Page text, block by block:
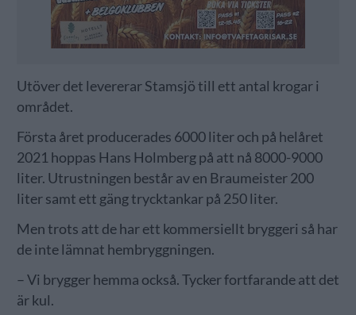
Utöver det levererar Stamsjö till ett antal krogar i
området.
Första året producerades 6000 liter och på helåret
2021 hoppas Hans Holmberg på att nå 8000-9000
liter. Utrustningen består av en Braumeister 200
liter samt ett gäng trycktankar på 250 liter.
Men trots att de har ett kommersiellt bryggeri så har
de inte lämnat hembryggningen.
– Vi brygger hemma också. Tycker fortfarande att det
är kul.